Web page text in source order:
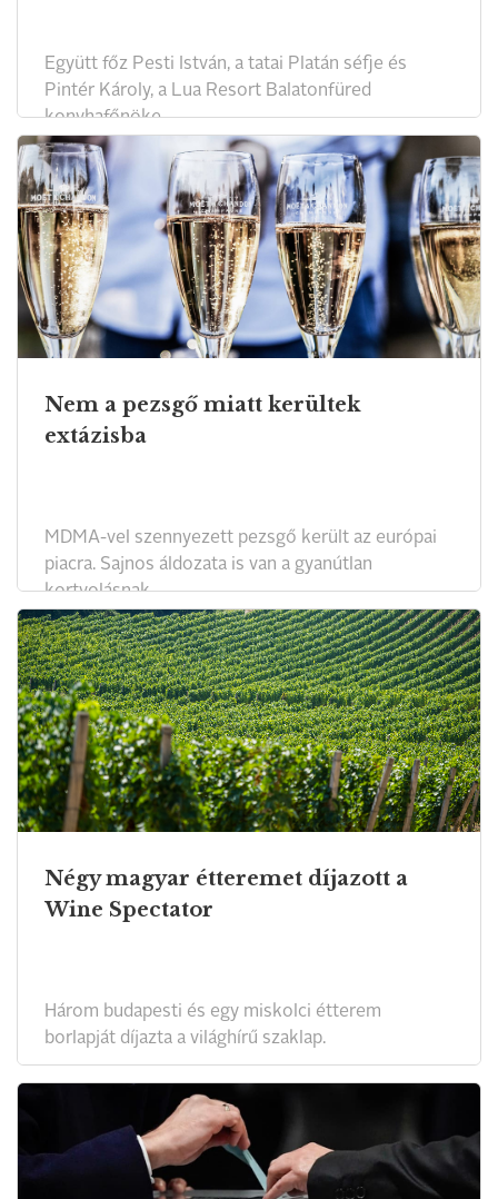
Együtt főz Pesti István, a tatai Platán séfje és
Pintér Károly, a Lua Resort Balatonfüred
konyhafőnöke.
Nem a pezsgő miatt kerültek
extázisba
MDMA-vel szennyezett pezsgő került az európai
piacra. Sajnos áldozata is van a gyanútlan
kortyolásnak.
Négy magyar étteremet díjazott a
Wine Spectator
Három budapesti és egy miskolci étterem
borlapját díjazta a világhírű szaklap.